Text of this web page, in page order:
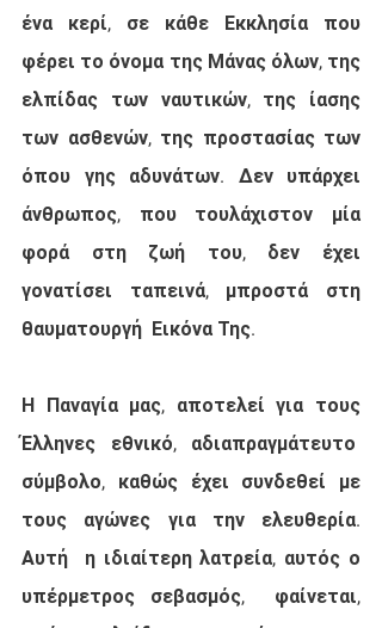
ένα κερί, σε κάθε Εκκλησία που
φέρει το όνομα της Μάνας όλων, της
ελπίδας των ναυτικών, της ίασης
των ασθενών, της προστασίας των
όπου γης αδυνάτων. Δεν υπάρχει
άνθρωπος, που τουλάχιστον μία
φορά στη ζωή του, δεν έχει
γονατίσει ταπεινά, μπροστά στη
θαυματουργή  Εικόνα Της.
Η Παναγία μας, αποτελεί για τους
Έλληνες εθνικό, αδιαπραγμάτευτο
σύμβολο, καθώς έχει συνδεθεί με
τους αγώνες για την ελευθερία.
Αυτή  η ιδιαίτερη λατρεία, αυτός ο
υπέρμετρος σεβασμός,  φαίνεται,